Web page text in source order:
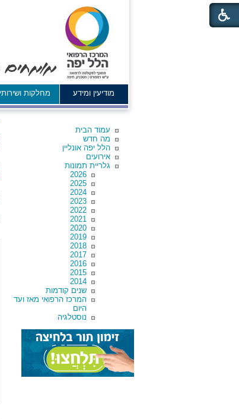
מודיעין ומידע מחלקות
עמוד הבית
מה חדש
הלל יפה אונליין
אירועים
גלריית תמונות
2026
2025
2024
2023
2022
2021
2020
2019
2018
2017
2016
2015
2014
שנים קודמות
המרכז הרפואי מאז ועד
היום
נוסטלגיה